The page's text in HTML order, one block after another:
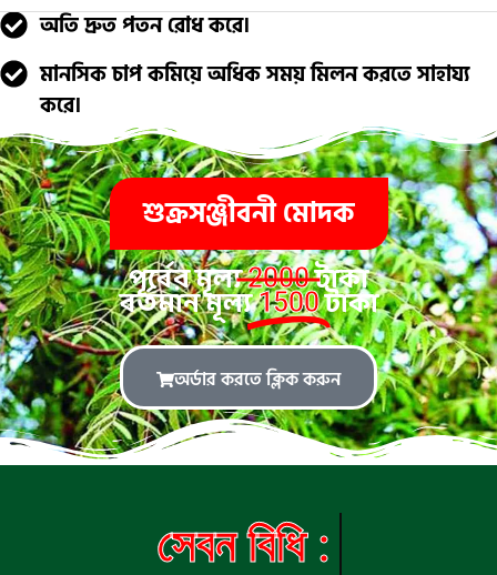
অতি দ্রুত পতন রোধ করে।
মানসিক চাপ কমিয়ে অধিক সময় মিলন করতে সাহায্য
করে।
শুক্রসঞ্জীবনী মোদক
পূর্বের মূল্য2000টাকা
বর্তমান মূল্য1500টাকা
অর্ডার করতে ক্লিক করুন
সেবন বিধি :